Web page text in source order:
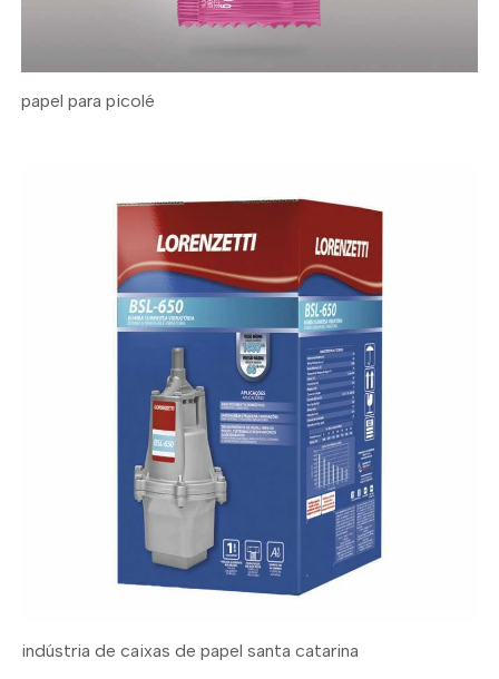
papel para picolé
indústria de caixas de papel santa catarina